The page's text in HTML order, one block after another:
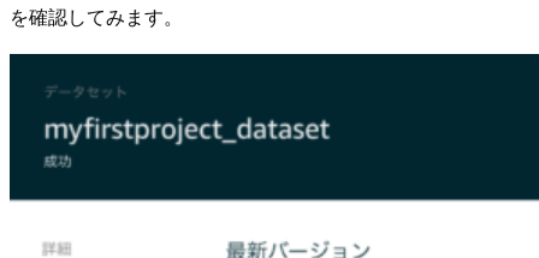
を確認してみます。